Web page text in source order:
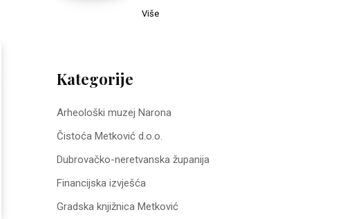
Više
Kategorije
Arheološki muzej Narona
Čistoća Metković d.o.o.
Dubrovačko-neretvanska županija
Financijska izvješća
Gradska knjižnica Metković